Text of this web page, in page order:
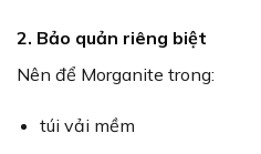
2. Bảo quản riêng biệt
Nên để Morganite trong:
túi vải mềm